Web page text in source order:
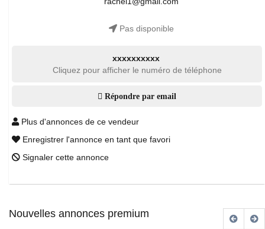
Pas disponible
xxxxxxxxxx
Cliquez pour afficher le numéro de téléphone
Répondre par email
Plus d'annonces de ce vendeur
Enregistrer l'annonce en tant que favori
Signaler cette annonce
Nouvelles annonces premium